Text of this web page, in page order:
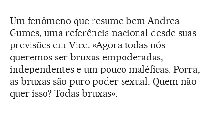
Um fenômeno que resume bem Andrea
Gumes, uma referência nacional desde suas
previsões em Vice: «Agora todas nós
queremos ser bruxas empoderadas,
independentes e um pouco maléficas. Porra,
as bruxas são puro poder sexual. Quem não
quer isso? Todas bruxas».